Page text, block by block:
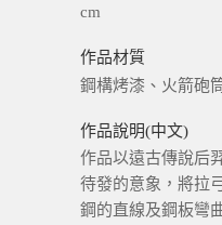
cm
作品材質
鋼構烤漆、火箭砲
作品說明(中文)
作品以遠古傳說后
待發的意象，將拉
鋼的直線及鋼板彎